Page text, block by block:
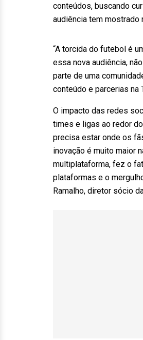
conteúdos, buscando
audiência tem mostrado
“A torcida do futebol é
essa nova audiência,
parte de uma
conteúdo e parcerias na
O impacto das redes
times e ligas ao redor
precisa estar onde os
inovação é muito maior
multiplataforma, fez o
plataformas e o
Ramalho, diretor sócio